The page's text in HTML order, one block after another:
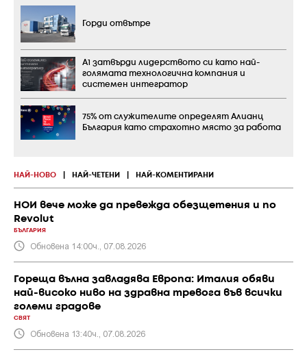
НАЙ-НОВО НАЙ-ЧЕТЕНИ НАЙ-КОМЕНТИРАНИ
НОИ вече може да превежда обезщетения и по
Revolut
БЪЛГАРИЯ
Обновена 14:00ч., 07.08.2026
Гореща вълна завладява Европа: Италия обяви
най-високо ниво на здравна тревога във всички
големи градове
СВЯТ
Обновена 13:40ч., 07.08.2026
Горди отвътре
А1 затвърди лидерството си като най-
голямата технологична компания и
системен интегратор
75% от служителите определят Алианц
България като страхотно място за работа